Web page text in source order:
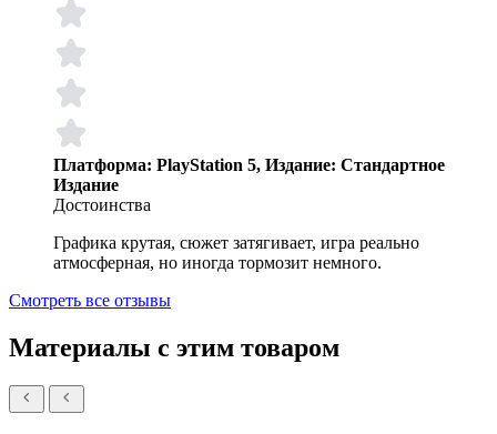
Платформа: PlayStation 5, Издание: Стандартное
Издание
Достоинства
Графика крутая, сюжет затягивает, игра реально
атмосферная, но иногда тормозит немного.
Смотреть все отзывы
Материалы с этим товаром